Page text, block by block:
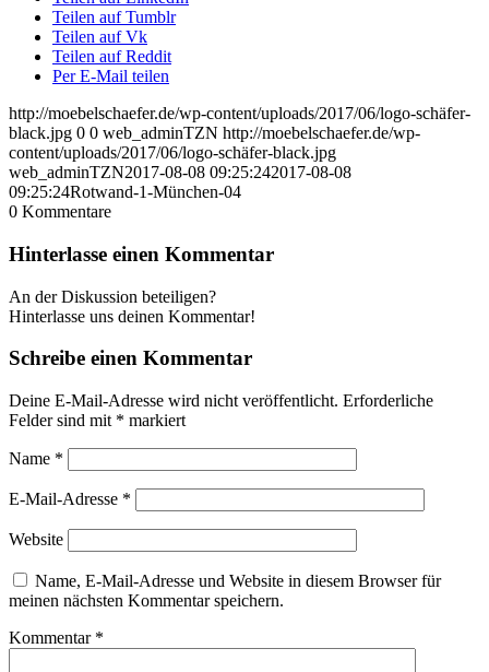
Teilen auf Tumblr
Teilen auf Vk
Teilen auf Reddit
Per E-Mail teilen
http://moebelschaefer.de/wp-content/uploads/2017/06/logo-schäfer-
black.jpg 0 0 web_adminTZN http://moebelschaefer.de/wp-
content/uploads/2017/06/logo-schäfer-black.jpg
web_adminTZN2017-08-08 09:25:242017-08-08
09:25:24Rotwand-1-München-04
0 Kommentare
Hinterlasse einen Kommentar
An der Diskussion beteiligen?
Hinterlasse uns deinen Kommentar!
Schreibe einen Kommentar
Deine E-Mail-Adresse wird nicht veröffentlicht. Erforderliche
Felder sind mit * markiert
Name *
E-Mail-Adresse *
Website
Name, E-Mail-Adresse und Website in diesem Browser für
meinen nächsten Kommentar speichern.
Kommentar *